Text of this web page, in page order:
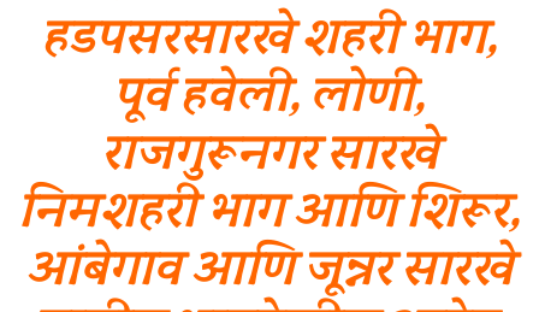
हडपसरसारखे शहरी भाग,
पूर्व हवेली, लोणी,
राजगुरूनगर सारखे
निमशहरी भाग आणि शिरूर,
आंबेगाव आणि जून्नर सारखे